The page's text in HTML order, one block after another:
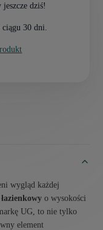
dziś!
30 dni.
wygląd każdej
o wysokości
UG, to nie tylko
element